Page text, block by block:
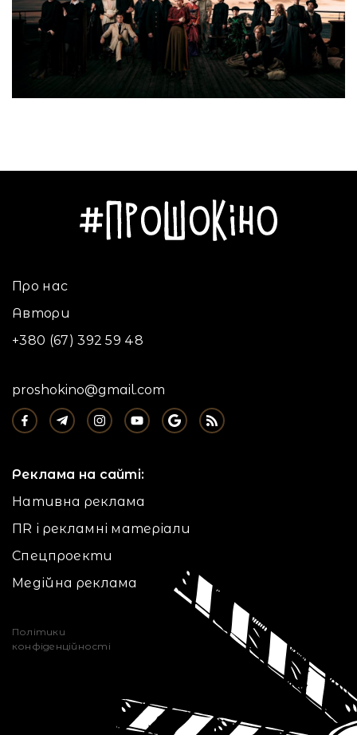
Про нас
Автори
+380 (67) 392 59 48
proshokino@gmail.com
Реклама на сайті:
Нативна реклама
ПR і рекламні матеріали
Спецпроекти
Медійна реклама
Політики
конфіденційності